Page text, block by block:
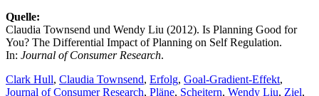
Quelle:
Claudia Townsend und Wendy Liu (2012). Is Planning Good for
You? The Differential Impact of Planning on Self Regulation.
In: Journal of Consumer Research.
Clark Hull, Claudia Townsend, Erfolg, Goal-Gradient-Effekt,
Journal of Consumer Research, Pläne, Scheitern, Wendy Liu, Ziel,